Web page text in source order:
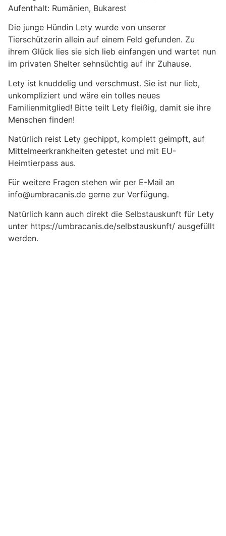
Aufenthalt: Rumänien, Bukarest
Die junge Hündin Lety wurde von unserer
Tierschützerin allein auf einem Feld gefunden. Zu
ihrem Glück lies sie sich lieb einfangen und wartet nun
im privaten Shelter sehnsüchtig auf ihr Zuhause.
Lety ist knuddelig und verschmust. Sie ist nur lieb,
unkompliziert und wäre ein tolles neues
Familienmitglied! Bitte teilt Lety fleißig, damit sie ihre
Menschen finden!
Natürlich reist Lety gechippt, komplett geimpft, auf
Mittelmeerkrankheiten getestet und mit EU-
Heimtierpass aus.
Für weitere Fragen stehen wir per E-Mail an
info@umbracanis.de gerne zur Verfügung.
Natürlich kann auch direkt die Selbstauskunft für Lety
unter https://umbracanis.de/selbstauskunft/ ausgefüllt
werden.